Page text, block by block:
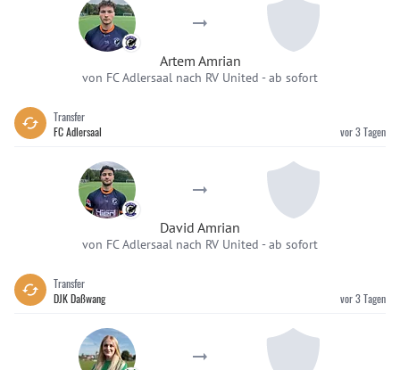
Artem Amrian
von FC Adlersaal nach RV United -ab sofort
Transfer
FC Adlersaal
vor 3 Tagen
David Amrian
von FC Adlersaal nach RV United -ab sofort
Transfer
DJK Daßwang
vor 3 Tagen